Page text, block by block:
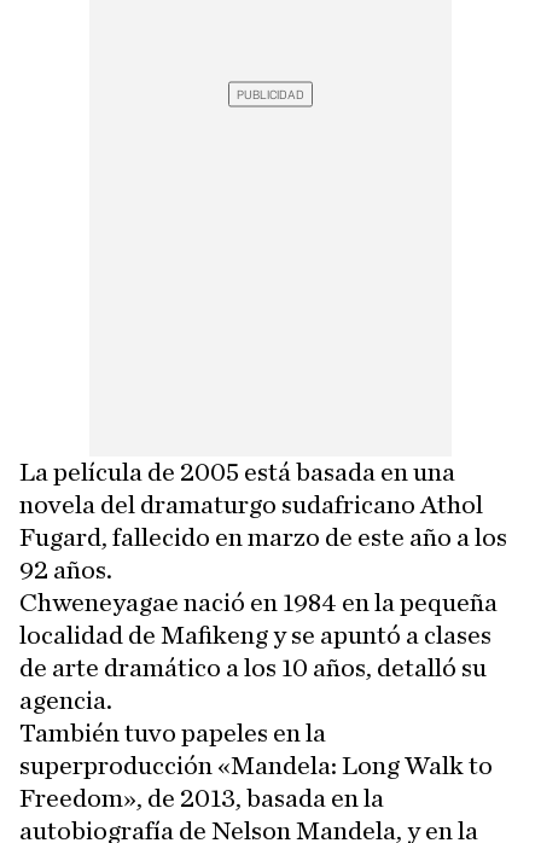
La película de 2005 está basada en una
novela del dramaturgo sudafricano Athol
Fugard, fallecido en marzo de este año a los
92 años.
Chweneyagae nació en 1984 en la pequeña
localidad de Mafikeng y se apuntó a clases
de arte dramático a los 10 años, detalló su
agencia.
También tuvo papeles en la
superproducción «Mandela: Long Walk to
Freedom», de 2013, basada en la
autobiografía de Nelson Mandela, y en la